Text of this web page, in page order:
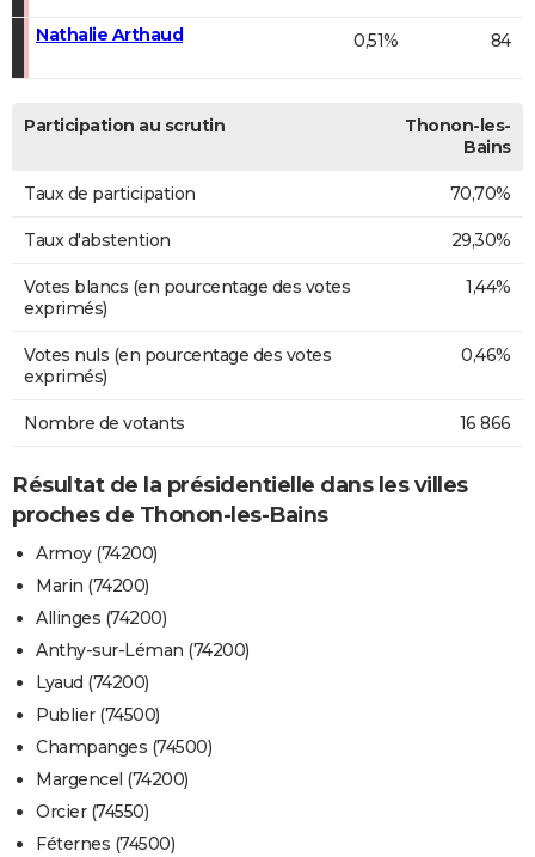
Nathalie Arthaud 0,51% 84
Participation au scrutin
Thonon-les-
Bains
Taux de participation 70,70%
Taux d'abstention 29,30%
Votes blancs (en pourcentage des votes
exprimés)
1,44%
Votes nuls (en pourcentage des votes
exprimés)
0,46%
Nombre de votants 16 866
Résultat de la présidentielle dans les villes
proches de Thonon-les-Bains
Armoy (74200)
Marin (74200)
Allinges (74200)
Anthy-sur-Léman (74200)
Lyaud (74200)
Publier (74500)
Champanges (74500)
Margencel (74200)
Orcier (74550)
Féternes (74500)